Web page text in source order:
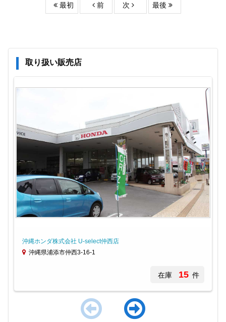
最初 前 次 最後
取り扱い販売店
沖縄ホンダ株式会社 U-select仲西店
沖縄県浦添市仲西3-16-1
在庫 15 件